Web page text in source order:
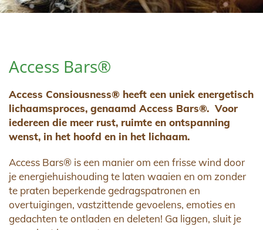
Access Bars®
Access Consiousness® heeft een uniek energetisch
lichaamsproces, genaamd Access Bars®. Voor
iedereen die meer rust, ruimte en ontspanning
wenst, in het hoofd en in het lichaam.
Access Bars® is een manier om een frisse wind door
je energiehuishouding te laten waaien en om zonder
te praten beperkende gedragspatronen en
overtuigingen, vastzittende gevoelens, emoties en
gedachten te ontladen en deleten! Ga liggen, sluit je